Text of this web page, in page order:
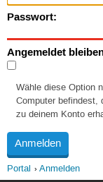
Passwort:
Angemeldet
Wähle diese Option
Computer befindest,
zu deinem Konto
Portal Anmelden